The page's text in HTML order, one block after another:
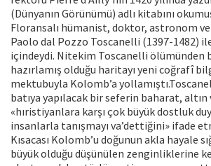
(Dünyanın Görünümü) adlı kitabını
Floransalı hümanist, doktor, astronom
Paolo dal Pozzo Toscanelli (1397-1482)
içindeydi. Nitekim Toscanelli ölümünden
hazırlamış olduğu haritayı yeni coğrafî
mektubuyla Kolomb’a
batıya yapılacak bir seferin baharat, altın
«hıristiyanlara karşı çok büyük dostluk
insanlarla tanışmayı va’dettiğini» ifade
Kısacası Kolomb’u doğunun akla hayale
büyük olduğu düşünülen zenginliklerine